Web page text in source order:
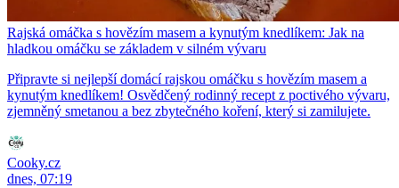
Rajská omáčka s hovězím masem a kynutým knedlíkem: Jak na
hladkou omáčku se základem v silném vývaru
Připravte si nejlepší domácí rajskou omáčku s hovězím masem a
kynutým knedlíkem! Osvědčený rodinný recept z poctivého vývaru,
zjemněný smetanou a bez zbytečného koření, který si zamilujete.
Cooky.cz
dnes, 07:19